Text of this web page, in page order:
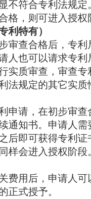
不符合专利法规
格，则可进入授权
利特有）
审查合格后，专
人也可以请求专
实质审查，审查
法规定的其它实质
申请，在初步审
通知书。申请人
后即可获得专利
样会进入授权阶段
费用后，申请人
正式授予。